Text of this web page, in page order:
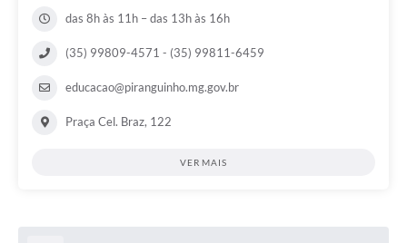
das 8h às 11h – das 13h às 16h
(35) 99809-4571 - (35) 99811-6459
educacao@piranguinho.mg.gov.br
Praça Cel. Braz, 122
VER MAIS